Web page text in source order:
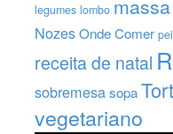
legumes lombo massa
NozesOnde Comer
receita de natal
sobremesasopa
vegetariano